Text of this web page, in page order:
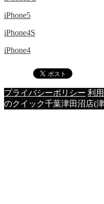
iPhone5
iPhone4S
iPhone4
プライバシーポリシー 利
のクイック千葉津田沼店(